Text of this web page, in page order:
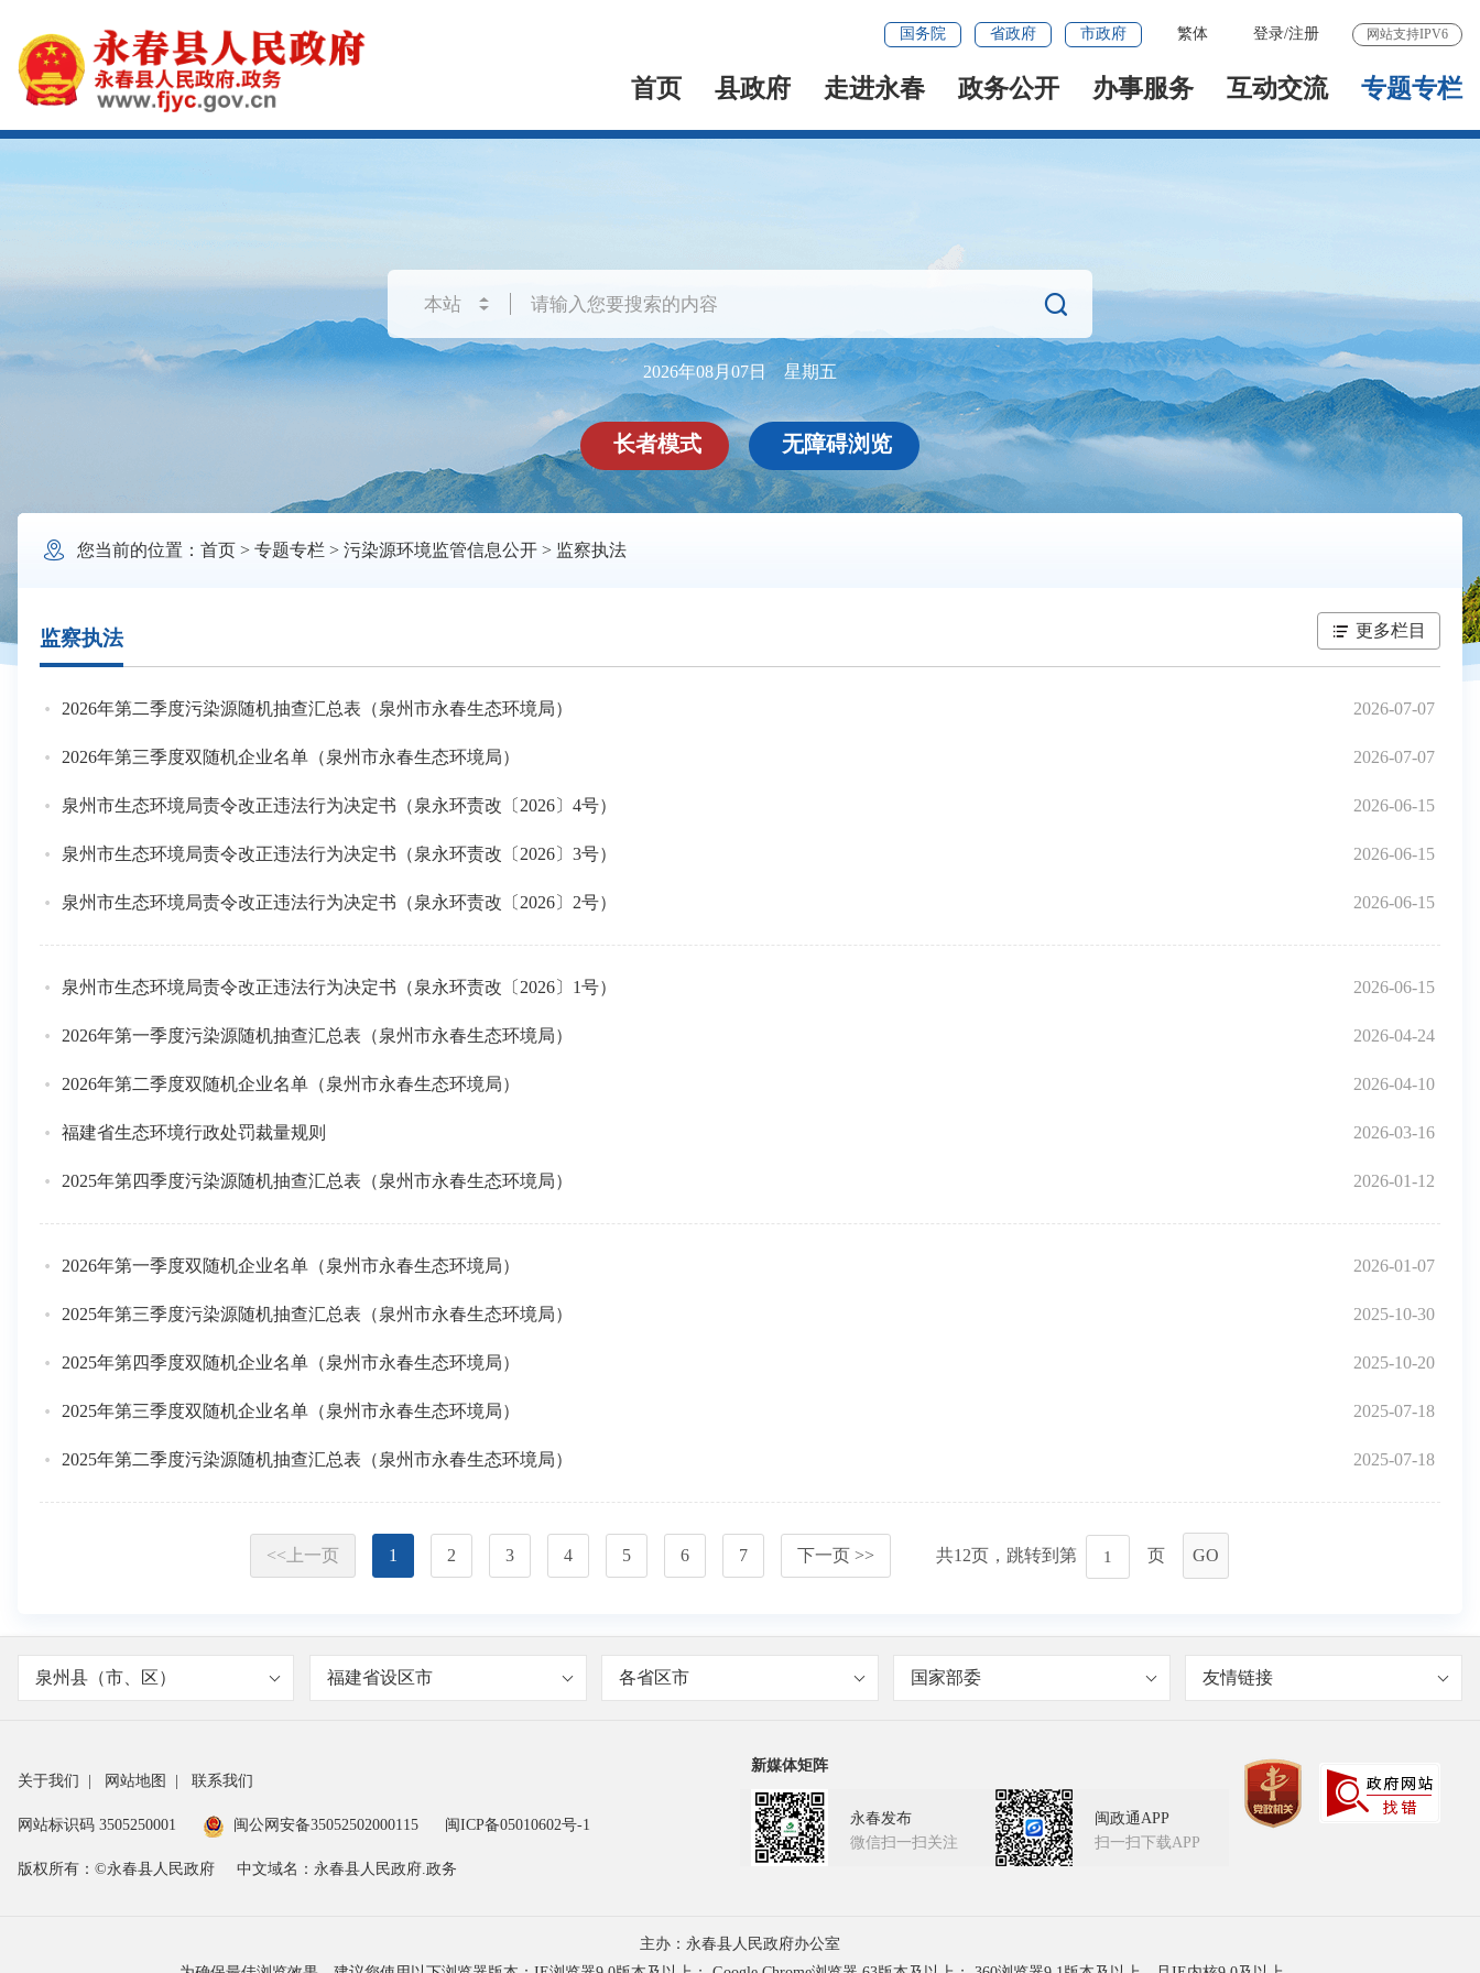
国务院 省政府 市政府 繁体 登录/注册 网站支持IPV6
首页 县政府 走进永春 政务公开 办事服务 互动交流 专题专栏

2026年08月07日 星期五
长者模式 无障碍浏览
 您当前的位置： 首页> 专题专栏> 污染源环境监管信息公开> 监察执法
监察执法 更多栏目
2026-07-07
2026年第二季度污染源随机抽查汇总表（泉州市永春生态环境局）
2026-07-07
2026年第三季度双随机企业名单（泉州市永春生态环境局）
2026-06-15
泉州市生态环境局责令改正违法行为决定书（泉永环责改〔2026〕4号）
2026-06-15
泉州市生态环境局责令改正违法行为决定书（泉永环责改〔2026〕3号）
2026-06-15
泉州市生态环境局责令改正违法行为决定书（泉永环责改〔2026〕2号）
2026-06-15
泉州市生态环境局责令改正违法行为决定书（泉永环责改〔2026〕1号）
2026-04-24
2026年第一季度污染源随机抽查汇总表（泉州市永春生态环境局）
2026-04-10
2026年第二季度双随机企业名单（泉州市永春生态环境局）
2026-03-16
福建省生态环境行政处罚裁量规则
2026-01-12
2025年第四季度污染源随机抽查汇总表（泉州市永春生态环境局）
2026-01-07
2026年第一季度双随机企业名单（泉州市永春生态环境局）
2025-10-30
2025年第三季度污染源随机抽查汇总表（泉州市永春生态环境局）
2025-10-20
2025年第四季度双随机企业名单（泉州市永春生态环境局）
2025-07-18
2025年第三季度双随机企业名单（泉州市永春生态环境局）
2025-07-18
2025年第二季度污染源随机抽查汇总表（泉州市永春生态环境局）
<<上一页 1 2 3 4 5 6 7 下一页 >> 共12页，跳转到第 页 GO
泉州县（市、区） 福建省设区市 各省区市 国家部委 友情链接
关于我们 网站地图 联系我们
网站标识码 3505250001 闽公网安备35052502000115 闽ICP备05010602号-1
版权所有：©永春县人民政府 中文域名：永春县人民政府.政务
新媒体矩阵
永春发布
微信扫一扫关注
闽政通APP
扫一扫下载APP
主办：永春县人民政府办公室